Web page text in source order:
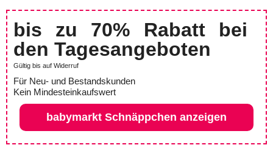
bis zu 70% Rabatt bei
den Tagesangeboten
Gültig bis auf Widerruf
Für Neu- und Bestandskunden
Kein Mindesteinkaufswert
babymarkt Schnäppchen anzeigen